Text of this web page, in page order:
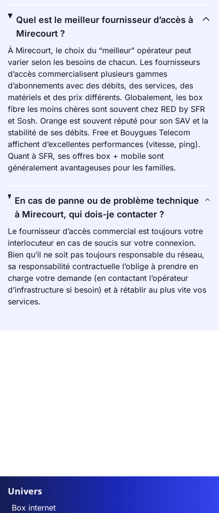
Quel est le meilleur fournisseur d’accès à
Mirecourt ?
À Mirecourt, le choix du “meilleur” opérateur peut
varier selon les besoins de chacun. Les fournisseurs
d’accès commercialisent plusieurs gammes
d’abonnements avec des débits, des services, des
matériels et des prix différents. Globalement, les box
fibre les moins chères sont souvent chez RED by SFR
et Sosh. Orange est souvent réputé pour son SAV et la
stabilité de ses débits. Free et Bouygues Telecom
affichent d’excellentes performances (vitesse, ping).
Quant à SFR, ses offres box + mobile sont
généralement avantageuses pour les familles.
En cas de panne ou de problème technique
à Mirecourt, qui dois-je contacter ?
Le fournisseur d’accès commercial est toujours votre
interlocuteur en cas de soucis sur votre connexion.
Bien qu’il ne soit pas toujours responsable du réseau,
sa responsabilité contractuelle l’oblige à prendre en
charge votre demande (en contactant l’opérateur
d’infrastructure si besoin) et à rétablir au plus vite vos
services.
Univers
Box internet